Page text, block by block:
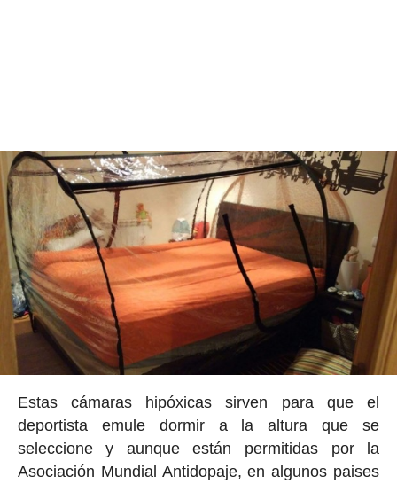
Estas cámaras hipóxicas sirven para que el
deportista emule dormir a la altura que se
seleccione y aunque están permitidas por la
Asociación Mundial Antidopaje, en algunos paises